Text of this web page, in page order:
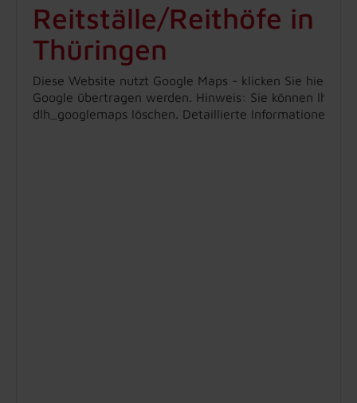
Reitställe/Reithöfe in
Thüringen
Diese Website nutzt Google Maps - klicken Sie hier,
Google übertragen werden. Hinweis: Sie können Ihre
dlh_googlemaps löschen. Detaillierte Informationen